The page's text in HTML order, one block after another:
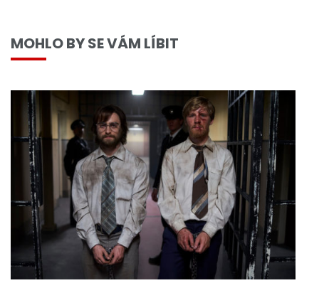
MOHLO BY SE VÁM LÍBIT